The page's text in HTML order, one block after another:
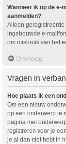
Wanneer ik op de e-
aanmelden?
Alleen
ingebouwde e-
om misbruik van het
Omhoog
Vragen in
Hoe plaats ik een
Om een nieuw
op een onderwerp te
pagina met
registreren voor je
je al dan niet hebt in